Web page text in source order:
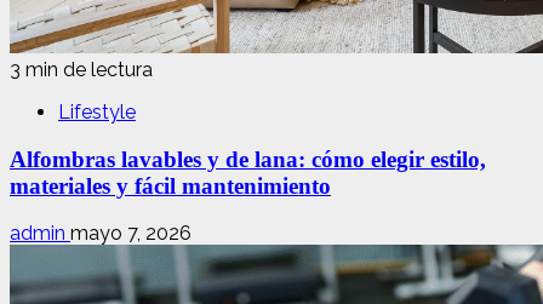
3 min de lectura
Lifestyle
Alfombras lavables y de lana: cómo elegir estilo,
materiales y fácil mantenimiento
admin mayo 7, 2026